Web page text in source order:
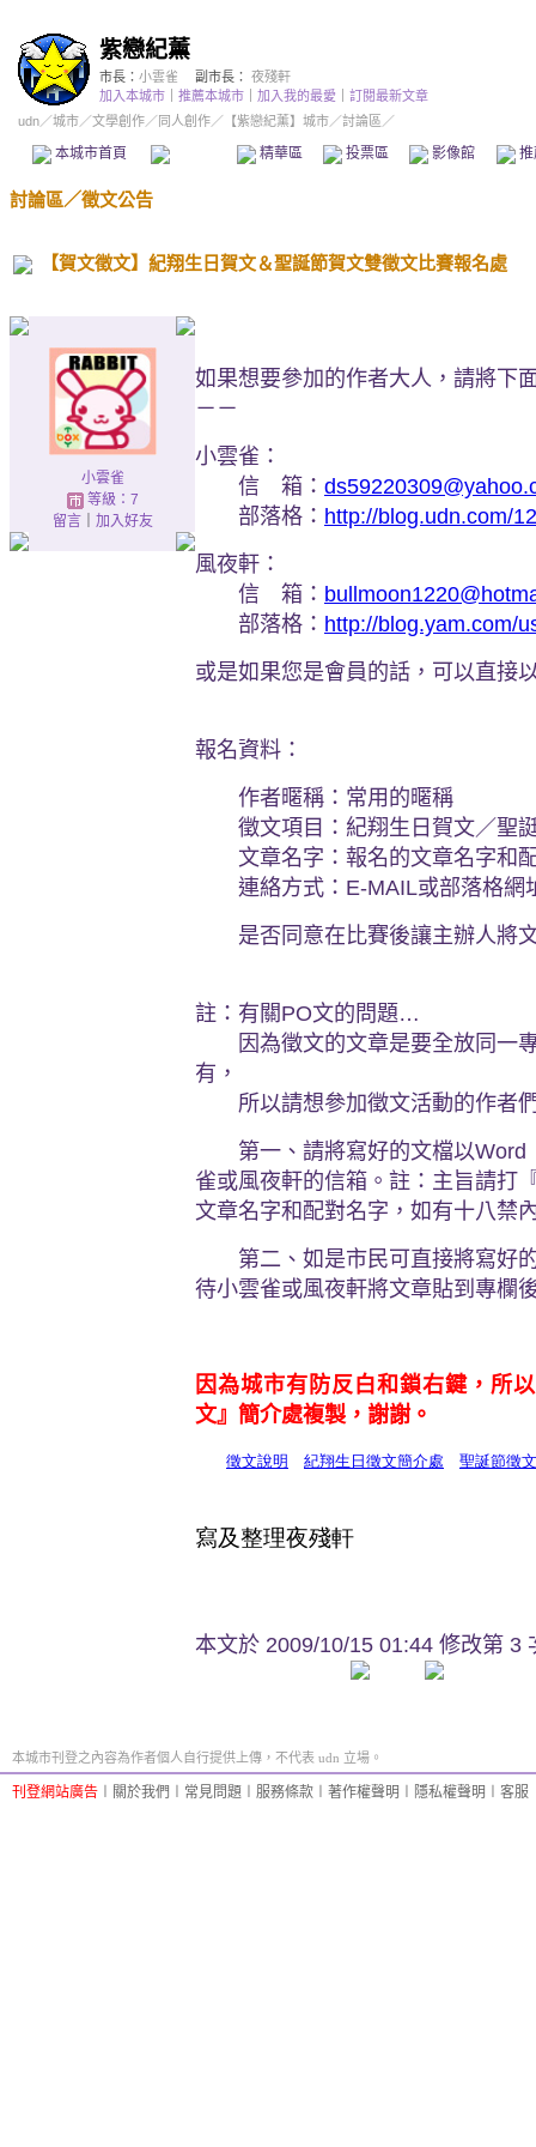
紫戀紀薰
市長： 小雲雀 副市長： 夜殘軒
加入本城市
推薦本城市 加入我的最愛
訂閱最新文章
udn／城市／文學創作／同人創作／ 【紫戀紀薰】城市／討論區／
本城市首頁 精華區 投票區 影像館
討論區／徵文公告
【賀文徵文】紀翔生日賀文＆聖誕節賀文雙徵文比賽報名處
小雲雀
等級：7
留言｜ 加入好友
如果想要參加的作者大人，請將下
－－
小雲雀：
信 箱：
部落格： http://blog.udn.com/
風夜軒：
信 箱：
部落格： http://blog.yam.com/
或是如果您是會員的話，可以直接
報名資料：
作者暱稱：常用的暱稱
徵文項目：紀翔生日賀文／聖誔
文章名字：報名的文章名字和
連絡方式：E-MAIL或部落格網
是否同意在比賽後讓主辦人將文
註：有關PO文的問題…
因為徵文的文章是要全放同一專
有，
所以請想參加徵文活動的作者們
第一、請將寫好的文檔以Word
雀或風夜軒的信箱。註：主旨請打
文章名字和配對名字，如有十八禁
第二、如是市民可直接將寫好的
待小雲雀或風夜軒將文章貼到專欄
因為城市有防反白和鎖右鍵，所
文』 簡介處複製，謝謝。
徵文說明 紀翔生日徵文簡介處 聖誕節徵
寫及整理夜殘軒
本文於 2009/10/15 01:44 修改第 3
本城市刊登之內容為作者個人自行提供上傳，不代表 udn 立場。
刊登網站廣告 關於我們 常見問題 服務條款 著作權聲明 隱私權聲明 客服